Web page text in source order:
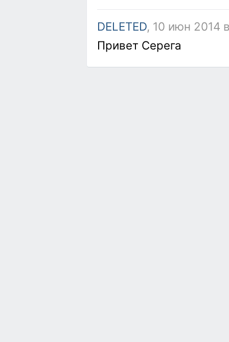
DELETED, 10 июн 2014
Привет Серега